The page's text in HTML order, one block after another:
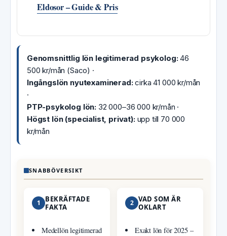
Eldosor – Guide & Pris
Genomsnittlig lön legitimerad psykolog:46
500 kr/mån (Saco) ·
Ingångslön nyutexaminerad:cirka 41 000 kr/mån
·
PTP-psykolog lön: 32 000–36 000 kr/mån ·
Högst lön (specialist, privat):upp till 70 000
kr/mån
SNABBÖVERSIKT
1
BEKRÄFTADE
FAKTA
Medellön legitimerad
2 VAD SOM ÄR
OKLART
Exakt lön för 2025 –